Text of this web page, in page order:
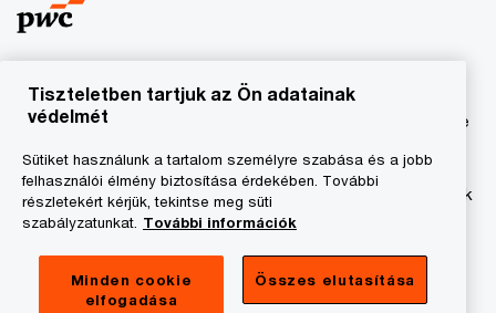
© 2023 - 2026 PwC. Minden jog fenntartva. A „PwC”
kifejezés a PricewaterhouseCoopers Könyvvizsgáló Kft.-re
amelyek az önálló és független jogi személyekből álló
PricewaterhouseCoopers International Limited hálózatának
tagja.
Adatkezelési tájékoztató
Cookie tájékoztató
Tiszteletben tartjuk az Ön adatainak
védelmét
Sütiket használunk a tartalom személyre szabása és a jobb
felhasználói élmény biztosítása érdekében. További
részletekért kérjük, tekintse meg süti
szabályzatunkat. További információk
Minden cookie
elfogadása
Összes elutasítása